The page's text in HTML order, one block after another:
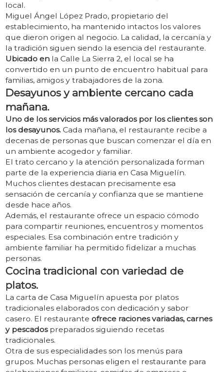
local.
Miguel Ángel López Prado, propietario del
establecimiento, ha mantenido intactos los valores
que dieron origen al negocio. La calidad, la cercanía y
la tradición siguen siendo la esencia del restaurante.
Ubicado enla Calle La Sierra 2, el local se ha
convertido en un punto de encuentro habitual para
familias, amigos y trabajadores de la zona.
Desayunos y ambiente cercano cada
mañana.
Uno de los servicios más valorados por los clientes son
los desayunos.Cada mañana, el restaurante recibe a
decenas de personas que buscan comenzar el día en
un ambiente acogedor y familiar.
El trato cercano y la atención personalizada forman
parte de la experiencia diaria en Casa Miguelín.
Muchos clientes destacan precisamente esa
sensación de cercanía y confianza que se mantiene
desde hace años.
Además, el restaurante ofrece un espacio cómodo
para compartir reuniones, encuentros y momentos
especiales. Esa combinación entre tradición y
ambiente familiar ha permitido fidelizar a muchas
personas.
Cocina tradicional con variedad de
platos.
La carta de Casa Miguelín apuesta por platos
tradicionales elaborados con dedicación y sabor
casero. El restaurante ofrece raciones variadas, carnes
y pescadospreparados siguiendo recetas
tradicionales.
Otra de sus especialidades son los menús para
grupos. Muchas personas eligen el restaurante para